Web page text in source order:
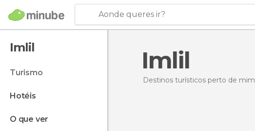
Aonde queres ir?
Imlil
turismo
hotéis
o que ver
Imlil
Destinos turísticos perto de mim